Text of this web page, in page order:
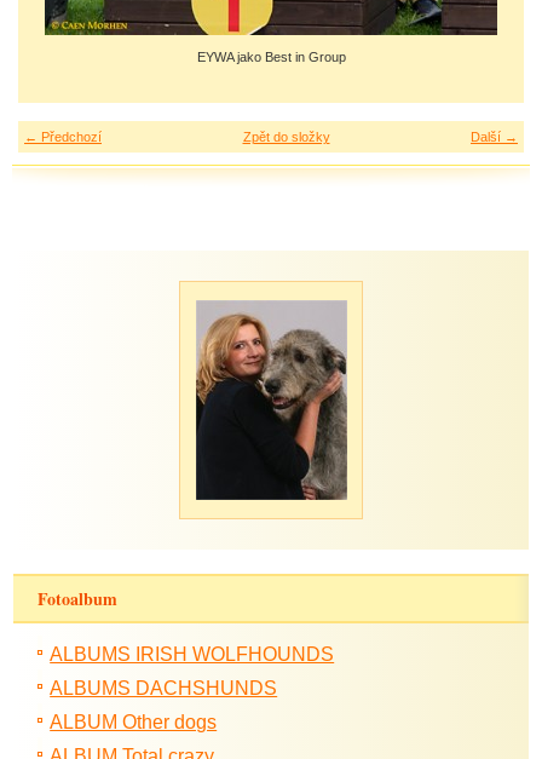
EYWA jako Best in Group
← Předchozí Další →
Zpět do složky
Fotoalbum
ALBUMS IRISH WOLFHOUNDS
ALBUMS DACHSHUNDS
ALBUM Other dogs